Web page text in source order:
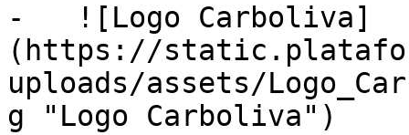
-   ![Logo Carboliva]
(https://
uploads/assets/
g "Logo Carboliva")